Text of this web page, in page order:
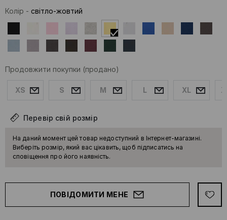
Колір - світло-жовтий
Продовжити покупки (продано)
XS S M L XL
Перевір свій розмір
На даний момент цей товар недоступний в Інтернет-магазині.
Виберіть розмір, який вас цікавить, щоб підписатись на
сповіщення про його наявність.
ПОВІДОМИТИ МЕНЕ